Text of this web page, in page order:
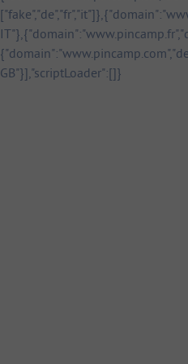
GB"}],"scriptLoader":[]}